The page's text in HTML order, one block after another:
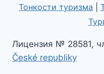
Тонкости туризма
Лицензия № 28581,
České republiky